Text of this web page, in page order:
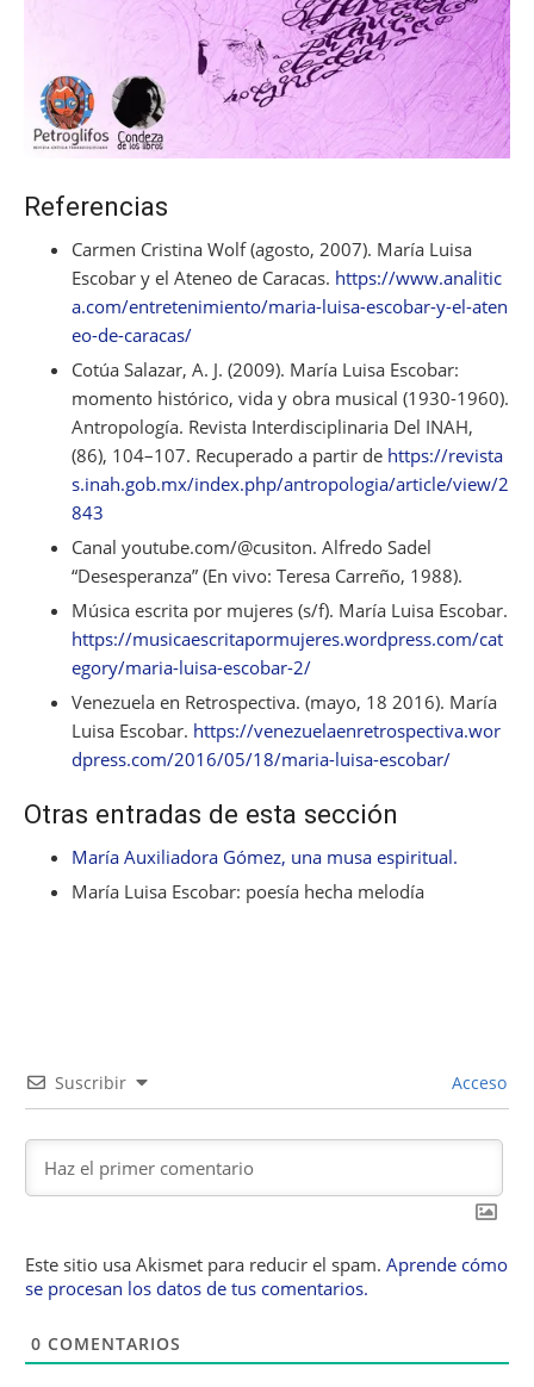
Referencias
Carmen Cristina Wolf (agosto, 2007). María Luisa
Escobar y el Ateneo de Caracas. https://www.analitic
a.com/entretenimiento/maria-luisa-escobar-y-el-aten
eo-de-caracas/
Cotúa Salazar, A. J. (2009). María Luisa Escobar:
momento histórico, vida y obra musical (1930-1960).
Antropología. Revista Interdisciplinaria Del INAH,
(86), 104–107. Recuperado a partir de https://revista
s.inah.gob.mx/index.php/antropologia/article/view/2
843
Canal youtube.com/@cusiton. Alfredo Sadel
“Desesperanza” (En vivo: Teresa Carreño, 1988).
Música escrita por mujeres (s/f). María Luisa Escobar.
https://musicaescritapormujeres.wordpress.com/cat
egory/maria-luisa-escobar-2/
Venezuela en Retrospectiva. (mayo, 18 2016). María
Luisa Escobar. https://venezuelaenretrospectiva.wor
dpress.com/2016/05/18/maria-luisa-escobar/
Otras entradas de esta sección
María Auxiliadora Gómez, una musa espiritual.
María Luisa Escobar: poesía hecha melodía
Suscribir Acceso
Este sitio usa Akismet para reducir el spam. Aprende cómo
se procesan los datos de tus comentarios.
0 COMENTARIOS